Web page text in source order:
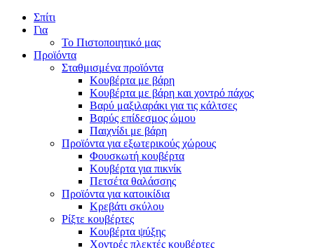
Σπίτι
Για
Το Πιστοποιητικό μας
Προϊόντα
Σταθμισμένα προϊόντα
Κουβέρτα με βάρη
Κουβέρτα με βάρη και χοντρό πάχος
Βαρύ μαξιλαράκι για τις κάλτσες
Βαρύς επίδεσμος ώμου
Παιχνίδι με βάρη
Προϊόντα για εξωτερικούς χώρους
Φουσκωτή κουβέρτα
Κουβέρτα για πικνίκ
Πετσέτα θαλάσσης
Προϊόντα για κατοικίδια
Κρεβάτι σκύλου
Ρίξτε κουβέρτες
Κουβέρτα ψύξης
Χοντρές πλεκτές κουβέρτες